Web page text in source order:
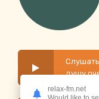
душу
relax-fm.net